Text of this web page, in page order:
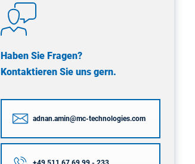
Haben Sie Fragen?
Kontaktieren Sie uns gern.
adnan.amin@mc-technologies.com